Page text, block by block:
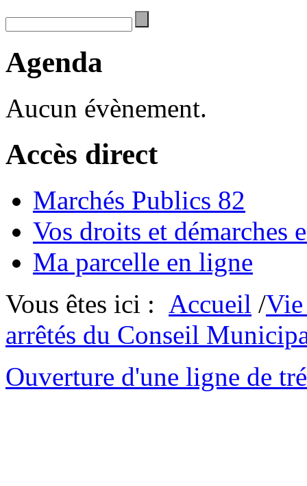
Agenda
Aucun évènement.
Accès direct
Marchés Publics 82
Vos droits et démarches
Ma parcelle en ligne
Vous êtes ici : Accueil /
arrêtés du Conseil
Ouverture d'une ligne de